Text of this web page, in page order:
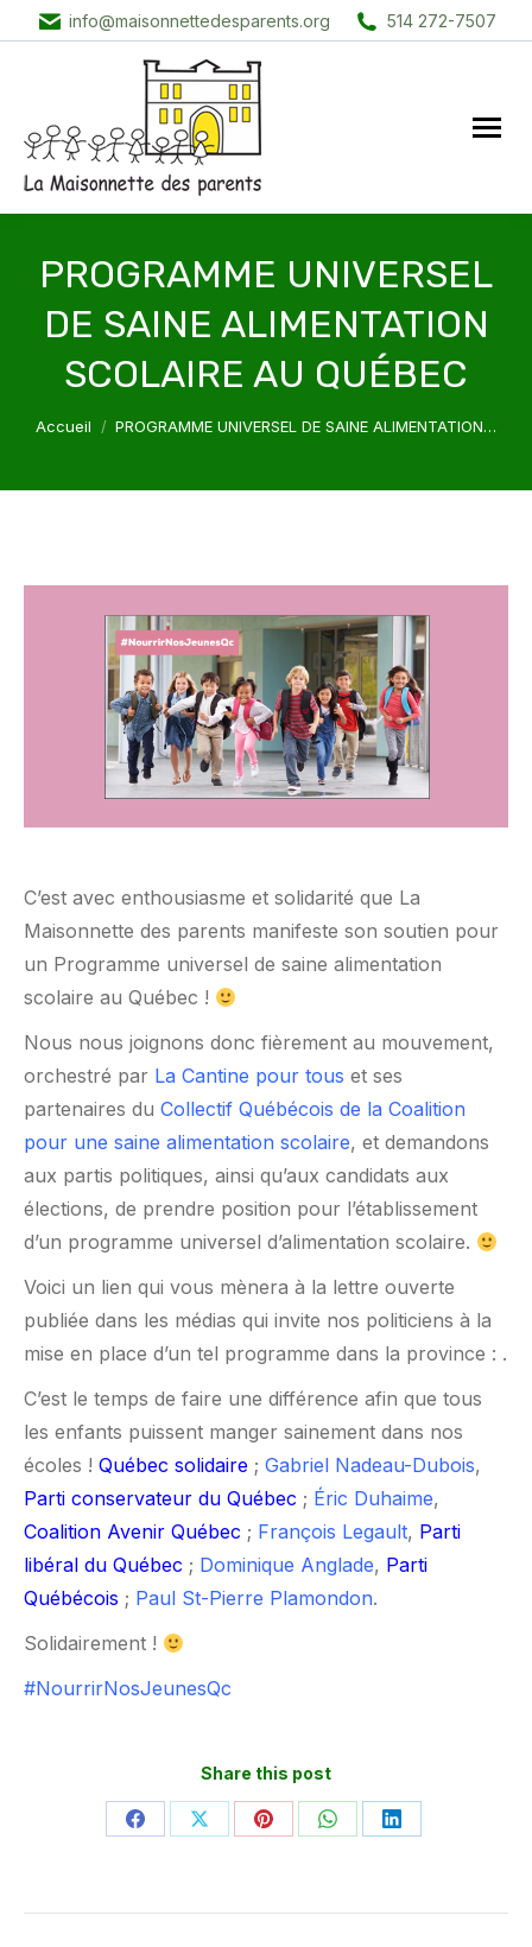
info@maisonnettedesparents.org 514 272-7507
PROGRAMME UNIVERSEL
DE SAINE ALIMENTATION
SCOLAIRE AU QUÉBEC
Vous êtes ici :
Accueil PROGRAMME UNIVERSEL DE SAINE ALIMENTATION…
C’est avec enthousiasme et solidarité que La
Maisonnette des parents manifeste son soutien pour
un Programme universel de saine alimentation
scolaire au Québec !
Nous nous joignons donc fièrement au mouvement,
orchestré par La Cantine pour tous et ses
partenaires du Collectif Québécois de la Coalition
pour une saine alimentation scolaire, et demandons
aux partis politiques, ainsi qu’aux candidats aux
élections, de prendre position pour l’établissement
d’un programme universel d’alimentation scolaire.
Voici un lien qui vous mènera à la lettre ouverte
publiée dans les médias qui invite nos politiciens à la
mise en place d’un tel programme dans la province : .
C’est le temps de faire une différence afin que tous
les enfants puissent manger sainement dans nos
écoles ! Québec solidaire ; Gabriel Nadeau-Dubois,
Parti conservateur du Québec ; Éric Duhaime,
Coalition Avenir Québec ; François Legault, Parti
libéral du Québec ; Dominique Anglade, Parti
Québécois ; Paul St-Pierre Plamondon.
Solidairement !
#NourrirNosJeunesQc
Share this post
PartagerPartagerPartagerPartagerPartager